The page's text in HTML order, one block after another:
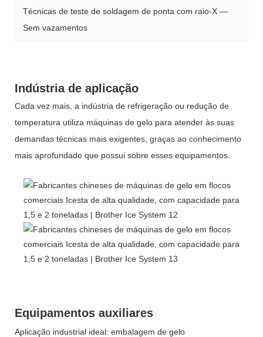
Técnicas de teste de soldagem de ponta com raio-X —
Sem vazamentos
Indústria de aplicação
Cada vez mais, a indústria de refrigeração ou redução de
temperatura utiliza máquinas de gelo para atender às suas
demandas técnicas mais exigentes, graças ao conhecimento
mais aprofundado que possui sobre esses equipamentos.
Equipamentos auxiliares
Aplicação industrial ideal: embalagem de gelo